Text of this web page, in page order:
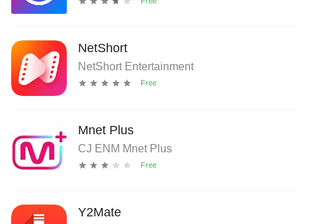
NetShort
NetShort Entertainment
Mnet Plus
CJ ENM Mnet Plus
Y2Mate